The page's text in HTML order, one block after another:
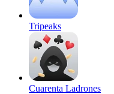
Tripeaks
Cuarenta Ladrones